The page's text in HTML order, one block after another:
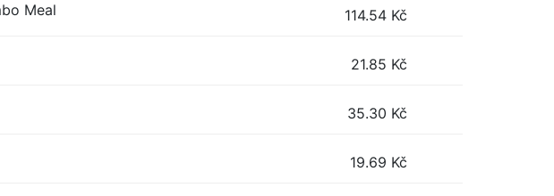
Meal 114.54 Kč
21.85 Kč
35.30 Kč
19.69 Kč